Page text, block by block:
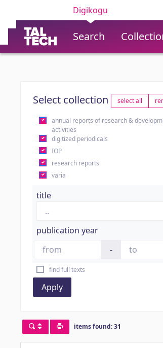
Digikogu
Search
Select collection select all
annual reports of research &
activities
digitized periodicals
IOP
research reports
varia
title
publication year
-
find full texts
Apply
items found: 31